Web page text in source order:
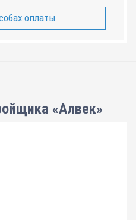
оплаты
«Алвек»